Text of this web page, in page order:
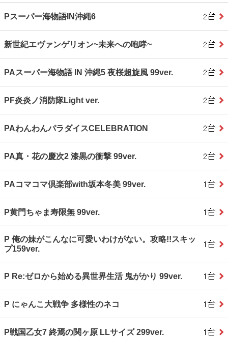
Pスーパー海物語IN沖縄6
新世紀エヴァンゲリオン~未来への咆哮~
PAスーパー海物語 IN 沖縄5 夜桜超旋風 99ver.
PF炎炎ノ消防隊Light ver.
PAわんわんパラダイスCELEBRATION
PA真・花の慶次2 漆黒の衝撃 99ver.
PAコマコマ倶楽部with坂本冬美 99ver.
P黄門ちゃま寿限無 99ver.
P 俺の妹がこんなに可愛いわけがない。攻略!!スキッ
プ159ver.
P Re:ゼロから始める異世界生活 鬼がかり 99ver.
P にゃんこ大戦争 多様性のネコ
P戦国乙女7 終焉の関ヶ原 LLサイズ 299ver.